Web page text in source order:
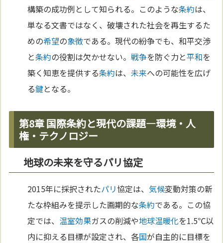
構築の成功例として知られる。このような条約は、
単なる文書ではなく、破壊された社会を再生するた
めの希望の象徴である。現代の紛争でも、和平交渉
と条約の役割は欠かせない。戦争を防ぐ力と平和を
築く知恵を提供する条約は、未来への可能性を広げ
る鍵となる。
第8章 国際条約と現代の課題—環境・人
権・テクノロジー
地球の未来を守るパリ協定
2015年に採択されたパリ協定は、気候変動対策の新
たな枠組みを提示した画期的な条約である。この協
定では、 温室効果ガスの削減や地球温暖化を1.5℃以
内に抑える目標が設定され、各国が自主的に目標を